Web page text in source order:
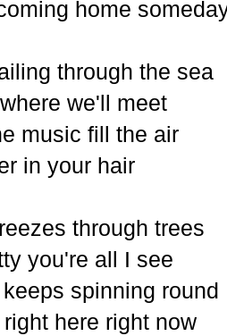
home
through the sea
we'll meet
music fill the air
in your hair
through trees
you're all I see
spinning round
here right now